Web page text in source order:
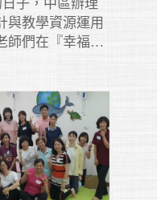
子，中區辦理
與教學資源運用
師們在『幸福教